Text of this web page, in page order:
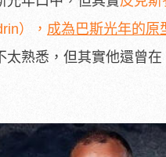
）， 成為巴斯光年的原
熟悉，但其實他還曾在